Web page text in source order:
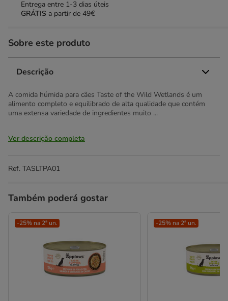
Entrega entre 1-3 dias úteis
GRÁTIS a partir de 49€
Sobre este produto
Descrição
A comida húmida para cães Taste of the Wild Wetlands é um
alimento completo e equilibrado de alta qualidade que contém
uma extensa variedade de ingredientes muito ...
Ver descrição completa
Ref. TASLTPA01
Também poderá gostar
-25% na 2ª un. -25% na 2ª un.